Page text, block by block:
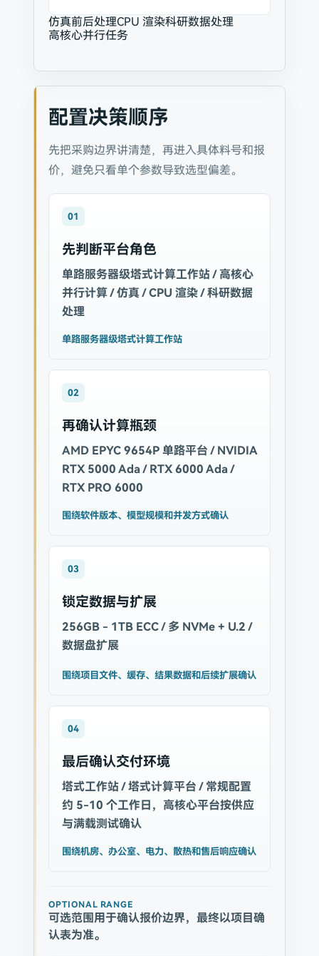
仿真前后处理CPU 渲染科研数据处理
高核心并行任务
配置决策顺序
先把采购边界讲清楚，再进入具体料号和报
价，避免只看单个参数导致选型偏差。
01
先判断平台角色
单路服务器级塔式计算工作站 / 高核心
并行计算 / 仿真 / CPU 渲染 / 科研数据
处理
单路服务器级塔式计算工作站
02
再确认计算瓶颈
AMD EPYC 9654P 单路平台 / NVIDIA
RTX 5000 Ada / RTX 6000 Ada /
RTX PRO 6000
围绕软件版本、模型规模和并发方式确认
03
锁定数据与扩展
256GB - 1TB ECC / 多 NVMe + U.2 /
数据盘扩展
围绕项目文件、缓存、结果数据和后续扩展确认
04
最后确认交付环境
塔式工作站 / 塔式计算平台 / 常规配置
约 5-10 个工作日，高核心平台按供应
与满载测试确认
围绕机房、办公室、电力、散热和售后响应确认
OPTIONAL RANGE
可选范围用于确认报价边界，最终以项目确
认表为准。